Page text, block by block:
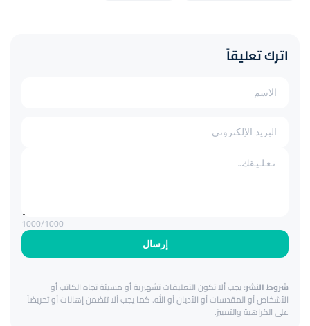
اترك تعليقاً
إرسال
1000/1000
شروط النشر:يجب ألا تكون التعليقات تشهيرية أو مسيئة تجاه الكاتب أو
الأشخاص أو المقدسات أو الأديان أو الله. كما يجب ألا تتضمن إهانات أو تحريضاً
على الكراهية والتمييز.